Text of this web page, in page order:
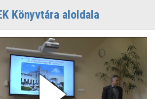
Könyvtára aloldala